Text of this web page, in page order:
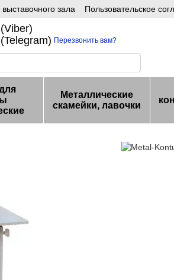
зала Пользовательское
Перезвонить вам?
Металлические
скамейки, лавочки